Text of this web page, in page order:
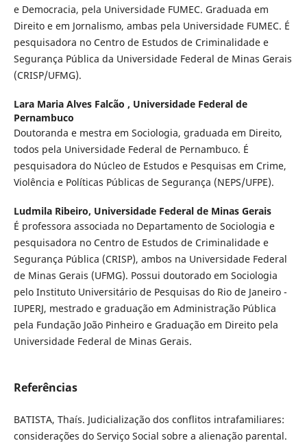
e Democracia, pela Universidade FUMEC. Graduada em
Direito e em Jornalismo, ambas pela Universidade FUMEC. É
pesquisadora no Centro de Estudos de Criminalidade e
Segurança Pública da Universidade Federal de Minas Gerais
(CRISP/UFMG).
Lara Maria Alves Falcão , Universidade Federal de
Pernambuco
Doutoranda e mestra em Sociologia, graduada em Direito,
todos pela Universidade Federal de Pernambuco. É
pesquisadora do Núcleo de Estudos e Pesquisas em Crime,
Violência e Políticas Públicas de Segurança (NEPS/UFPE).
Ludmila Ribeiro, Universidade Federal de Minas Gerais
É professora associada no Departamento de Sociologia e
pesquisadora no Centro de Estudos de Criminalidade e
Segurança Pública (CRISP), ambos na Universidade Federal
de Minas Gerais (UFMG). Possui doutorado em Sociologia
pelo Instituto Universitário de Pesquisas do Rio de Janeiro -
IUPERJ, mestrado e graduação em Administração Pública
pela Fundação João Pinheiro e Graduação em Direito pela
Universidade Federal de Minas Gerais.
Referências
BATISTA, Thaís. Judicialização dos conflitos intrafamiliares:
considerações do Serviço Social sobre a alienação parental.